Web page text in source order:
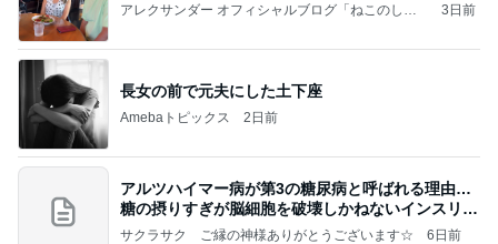
アレクサンダー オフィシャルブログ「ねこのしっ
3日前
長女の前で元夫にした土下座
Amebaトピックス 2日前
アルツハイマー病が第3の糖尿病と呼ばれる理由…
糖の摂りすぎが脳細胞を破壊しかねないインスリン
の恐
サクラサク ご縁の神様ありがとうございます☆ 6日前